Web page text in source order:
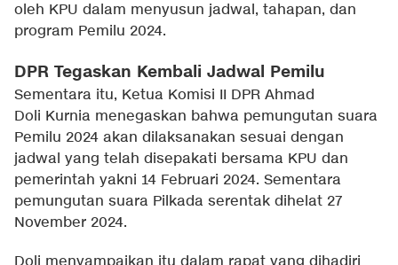
oleh KPU dalam menyusun jadwal, tahapan, dan
program Pemilu 2024.
DPR Tegaskan Kembali Jadwal Pemilu
Sementara itu, Ketua Komisi II DPR Ahmad
Doli Kurnia menegaskan bahwa pemungutan suara
Pemilu 2024 akan dilaksanakan sesuai dengan
jadwal yang telah disepakati bersama KPU dan
pemerintah yakni 14 Februari 2024. Sementara
pemungutan suara Pilkada serentak dihelat 27
November 2024.